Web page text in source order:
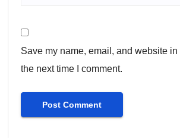
Save my name, email, and website
the next time I comment.